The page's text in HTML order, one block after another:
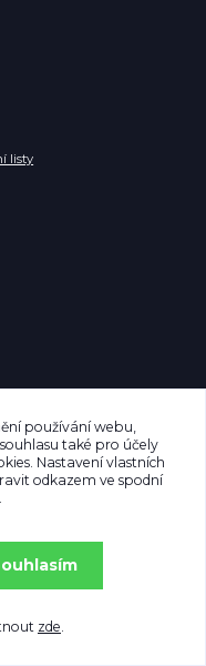
listy
používání webu,
také pro účely
Nastavení vlastních
odkazem ve spodní
zde